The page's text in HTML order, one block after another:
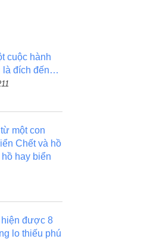
cuộc hành
là đích đến…
một con
Chết và hồ
hay biển
được 8
lo thiếu phú